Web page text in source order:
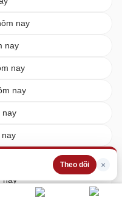
Theo dõi ×
nay
nay
nay
nay
nay
nay
nay